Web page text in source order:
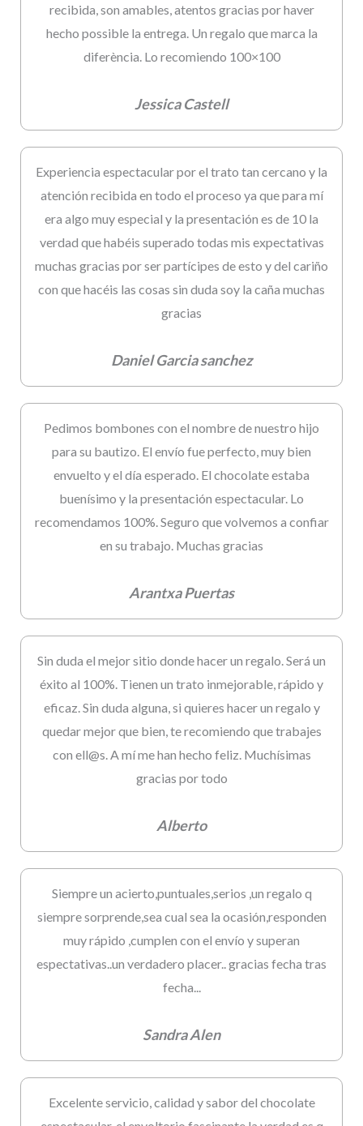
recibida, son amables, atentos gracias por haver
hecho possible la entrega. Un regalo que marca la
diferència. Lo recomiendo 100×100
Jessica Castell
Experiencia espectacular por el trato tan cercano y la
atención recibida en todo el proceso ya que para mí
era algo muy especial y la presentación es de 10 la
verdad que habéis superado todas mis expectativas
muchas gracias por ser partícipes de esto y del cariño
con que hacéis las cosas sin duda soy la caña muchas
gracias
Daniel Garcia sanchez
Pedimos bombones con el nombre de nuestro hijo
para su bautizo. El envío fue perfecto, muy bien
envuelto y el día esperado. El chocolate estaba
buenísimo y la presentación espectacular. Lo
recomendamos 100%. Seguro que volvemos a confiar
en su trabajo. Muchas gracias
Arantxa Puertas
Sin duda el mejor sitio donde hacer un regalo. Será un
éxito al 100%. Tienen un trato inmejorable, rápido y
eficaz. Sin duda alguna, si quieres hacer un regalo y
quedar mejor que bien, te recomiendo que trabajes
con ell@s. A mí me han hecho feliz. Muchísimas
gracias por todo
Alberto
Siempre un acierto,puntuales,serios ,un regalo q
siempre sorprende,sea cual sea la ocasión,responden
muy rápido ,cumplen con el envío y superan
espectativas..un verdadero placer.. gracias fecha tras
fecha...
Sandra Alen
Excelente servicio, calidad y sabor del chocolate